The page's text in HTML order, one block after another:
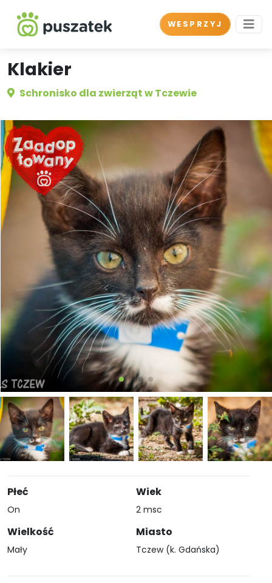
WESPRZYJ
Klakier
Schronisko dla zwierząt w Tczewie
Płeć
On
Wielkość
Mały
Wiek
2 msc
Miasto
Tczew (k. Gdańska)